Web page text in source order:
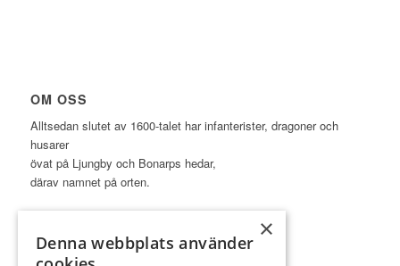
OM OSS
Alltsedan slutet av 1600-talet har infanterister, dragoner och
husarer
övat på Ljungby och Bonarps hedar,
därav namnet på orten.
×
Denna webbplats använder